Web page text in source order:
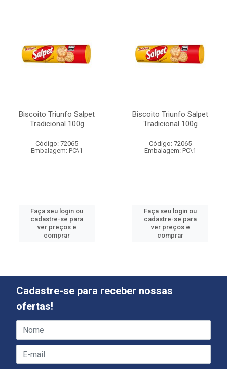
Biscoito Triunfo Salpet
Tradicional 100g
Código: 72065
Embalagem: PC\1
Faça seu login ou
cadastre-se para
ver preços e
comprar
Biscoito Triunfo Salpet
Tradicional 100g
Código: 72065
Embalagem: PC\1
Faça seu login ou
cadastre-se para
ver preços e
comprar
Cadastre-se para receber nossas
ofertas!